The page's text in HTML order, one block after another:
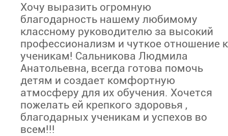
Хочу выразить огромную
благодарность нашему любимому
классному руководителю за высокий
профессионализм и чуткое отношение к
ученикам! Сальникова Людмила
Анатольевна, всегда готова помочь
детям и создает комфортную
атмосферу для их обучения. Хочется
пожелать ей крепкого здоровья ,
благодарных ученикам и успехов во
всем!!!